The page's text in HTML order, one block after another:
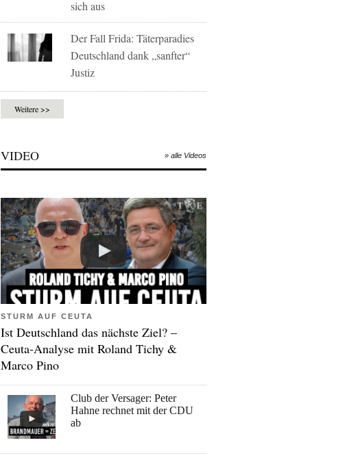
sich aus
Der Fall Frida: Täterparadies
Deutschland dank „sanfter“
Justiz
Weitere >>
VIDEO » alle Videos
STURM AUF CEUTA
Ist Deutschland das nächste Ziel? –
Ceuta-Analyse mit Roland Tichy &
Marco Pino
Club der Versager: Peter
Hahne rechnet mit der CDU
ab